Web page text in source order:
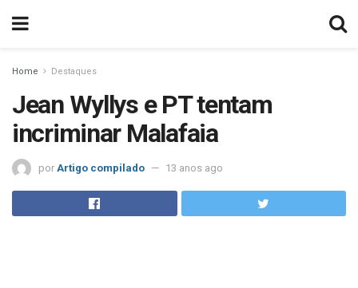
Home Destaques
Jean Wyllys e PT tentam
incriminar Malafaia
por Artigo compilado 13 anos ago